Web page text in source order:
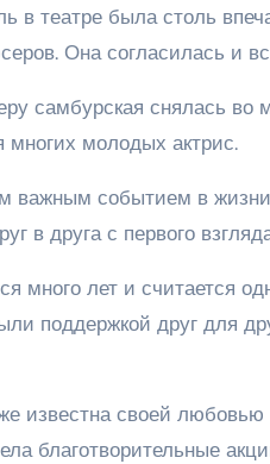
в театре была столь
Она согласилась и
самбурская снялась
многих молодых актрис.
важным событием в
в друга с первого
много лет и считается
поддержкой друг для
известна своей
благотворительные